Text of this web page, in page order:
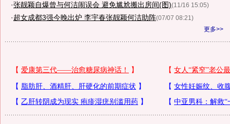
·张靓颖自爆曾与何洁闹误会 避免尴尬搬出房间(图)(11/16 15:05)
·超女成都3强今晚出炉 李宇春张靓颖何洁助阵(07/07 08:21)
更多>>